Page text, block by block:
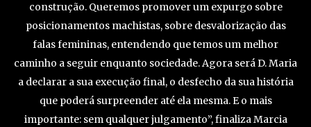
construção. Queremos promover um expurgo sobre
posicionamentos machistas, sobre desvalorização das
falas femininas, entendendo que temos um melhor
caminho a seguir enquanto sociedade. Agora será D. Maria
a declarar a sua execução final, o desfecho da sua história
que poderá surpreender até ela mesma. E o mais
importante: sem qualquer julgamento”, finaliza Marcia